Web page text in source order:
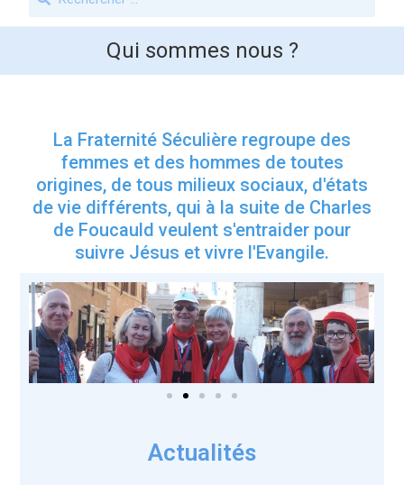
Qui sommes nous ?
La Fraternité Séculière regroupe des
femmes et des hommes de toutes
origines, de tous milieux sociaux, d'états
de vie différents, qui à la suite de Charles
de Foucauld veulent s'entraider pour
suivre Jésus et vivre l'Evangile.
Actualités